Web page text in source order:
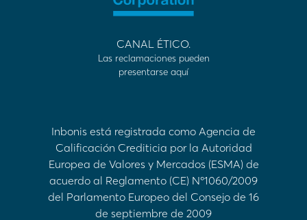
CANAL ÉTICO.
Las reclamaciones pueden
presentarse aquí
Inbonis está registrada como Agencia de
Calificación Crediticia por la Autoridad
Europea de Valores y Mercados (ESMA) de
acuerdo al Reglamento (CE) Nº1060/2009
del Parlamento Europeo del Consejo de 16
de septiembre de 2009